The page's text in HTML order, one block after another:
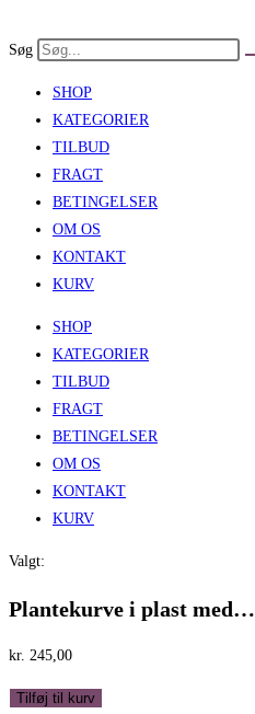
to
Søg
SHOP
KATEGORIER
TILBUD
FRAGT
BETINGELSER
OM OS
KONTAKT
KURV
SHOP
KATEGORIER
TILBUD
FRAGT
BETINGELSER
OM OS
KONTAKT
KURV
Valgt:
Plantekurve i plast med…
kr. 245,00
Plantekurve
Tilføj til kurv